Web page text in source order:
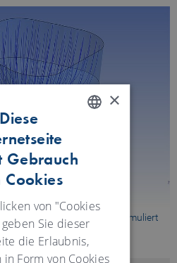
strömungsoptimiert simuliert
gefertigt.
GERMAN
×
Diese
Gebrauch
Cookies
von "Cookies
Sie dieser
die Erlaubnis,
Form von Cookies